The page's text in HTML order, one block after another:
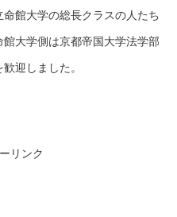
館大学の総長クラスの人たち
大学側は京都帝国大学法学部
迎しました。
リンク